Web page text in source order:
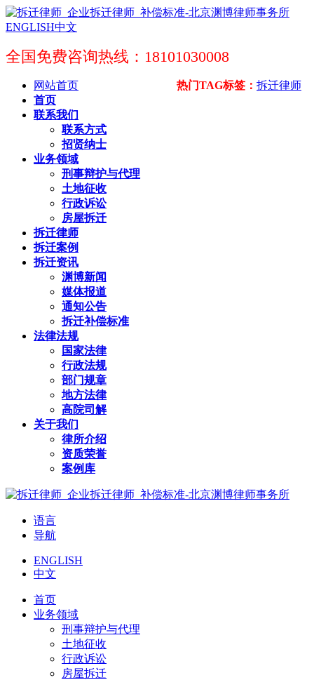
ENGLISH中文
全国免费咨询热线：18101030008
热门TAG标签： 拆迁律师
网站首页
首页
联系我们
联系方式
招贤纳士
业务领域
刑事辩护与代理
土地征收
行政诉讼
房屋拆迁
拆迁律师
拆迁案例
拆迁资讯
渊博新闻
媒体报道
通知公告
拆迁补偿标准
法律法规
国家法律
行政法规
部门规章
地方法律
高院司解
关于我们
律所介绍
资质荣誉
案例库
语言
导航
ENGLISH
中文
首页
业务领域
刑事辩护与代理
土地征收
行政诉讼
房屋拆迁